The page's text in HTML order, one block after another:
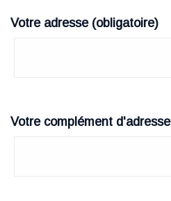
Votre adresse (obligatoire)
Votre complément d'adresse